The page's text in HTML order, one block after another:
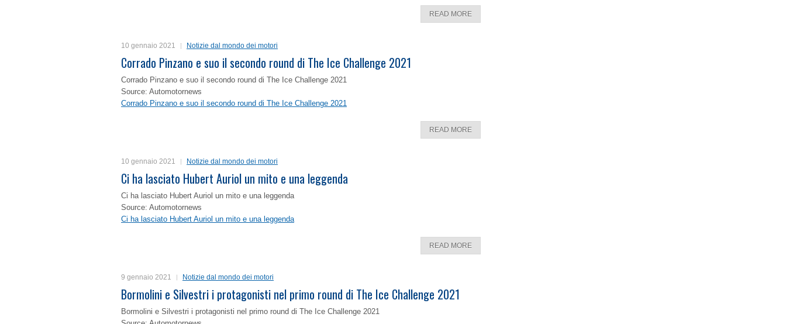
READ MORE
10 gennaio 2021 Notizie dal mondo dei motori
Corrado Pinzano e suo il secondo round di The Ice Challenge 2021
Corrado Pinzano e suo il secondo round di The Ice Challenge 2021
Source: Automotornews
Corrado Pinzano e suo il secondo round di The Ice Challenge 2021
READ MORE
10 gennaio 2021 Notizie dal mondo dei motori
Ci ha lasciato Hubert Auriol un mito e una leggenda
Ci ha lasciato Hubert Auriol un mito e una leggenda
Source: Automotornews
Ci ha lasciato Hubert Auriol un mito e una leggenda
READ MORE
9 gennaio 2021 Notizie dal mondo dei motori
Bormolini e Silvestri i protagonisti nel primo round di The Ice Challenge 2021
Bormolini e Silvestri i protagonisti nel primo round di The Ice Challenge 2021